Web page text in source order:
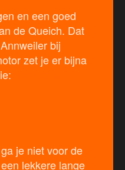
en een goed
de Queich. Dat
bij
zet je er bijna
je niet voor de
lekkere lange